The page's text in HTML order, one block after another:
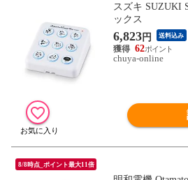
スズキ SUZUKI
ックス
6,823円 送料込み
62
chuya-online
8/8時点_ポイント最大11倍